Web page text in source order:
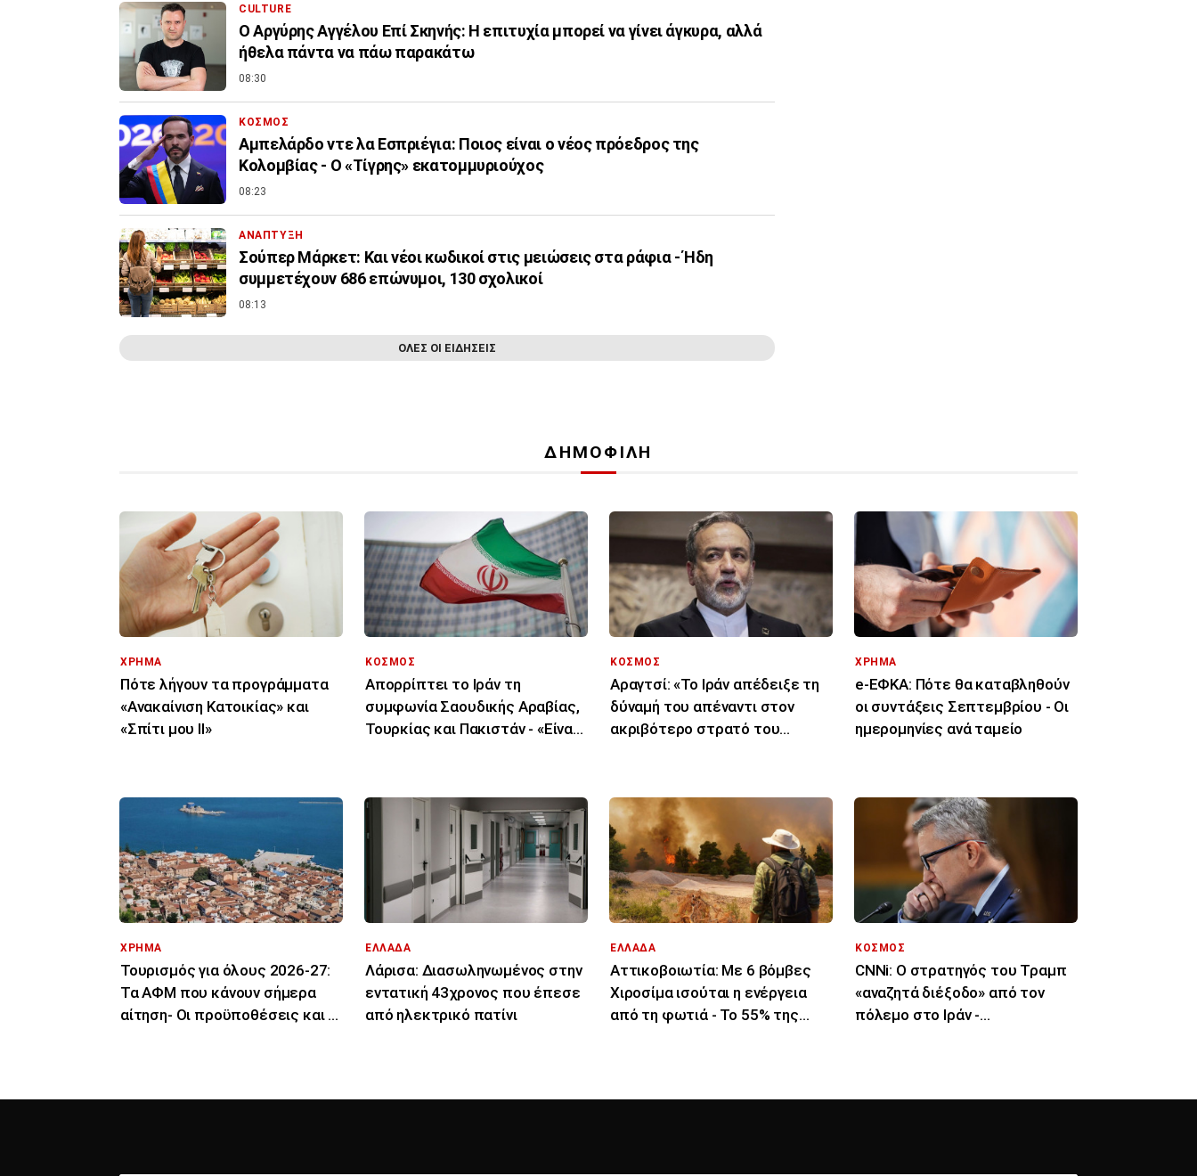
CULTURE
Ο Αργύρης Αγγέλου Επί Σκηνής: Η επιτυχία μπορεί να γίνει άγκυρα, αλλά
ήθελα πάντα να πάω παρακάτω
08:30
ΚΟΣΜΟΣ
Αμπελάρδο ντε λα Εσπριέγια: Ποιος είναι ο νέος πρόεδρος της
Κολομβίας - Ο «Τίγρης» εκατομμυριούχος
08:23
ΑΝΑΠΤΥΞΗ
Σούπερ Μάρκετ: Και νέοι κωδικοί στις μειώσεις στα ράφια - Ήδη
συμμετέχουν 686 επώνυμοι, 130 σχολικοί
08:13
ΟΛΕΣ ΟΙ ΕΙΔΗΣΕΙΣ
ΔΗΜΟΦΙΛΗ
ΧΡΗΜΑ
Πότε λήγουν τα προγράμματα
«Ανακαίνιση Κατοικίας» και
«Σπίτι μου ΙΙ»
ΚΟΣΜΟΣ
Απορρίπτει το Ιράν τη
συμφωνία Σαουδικής Αραβίας,
Τουρκίας και Πακιστάν - «Είναι
ΚΟΣΜΟΣ
Αραγτσί: «Το Ιράν απέδειξε τη
δύναμή του απέναντι στον
ακριβότερο στρατό του
ΧΡΗΜΑ
e-ΕΦΚΑ: Πότε θα καταβληθούν
οι συντάξεις Σεπτεμβρίου - Οι
ημερομηνίες ανά ταμείο
ΧΡΗΜΑ
Τουρισμός για όλους 2026-27:
Τα ΑΦΜ που κάνουν σήμερα
αίτηση- Οι προϋποθέσεις και οι
ΕΛΛΑΔΑ
Λάρισα: Διασωληνωμένος στην
εντατική 43χρονος που έπεσε
από ηλεκτρικό πατίνι
ΕΛΛΑΔΑ
Αττικοβοιωτία: Με 6 βόμβες
Χιροσίμα ισούται η ενέργεια
από τη φωτιά - Το 55% της
ΚΟΣΜΟΣ
CNNi: Ο στρατηγός του Τραμπ
«αναζητά διέξοδο» από τον
πόλεμο στο Ιράν -